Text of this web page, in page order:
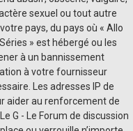
sexuel ou tout autre
pays, du pays où « Allo
» est hébergé ou les
à un bannissement
à votre fournisseur
Les adresses IP de
aider au renforcement de
G - Le Forum de discussion